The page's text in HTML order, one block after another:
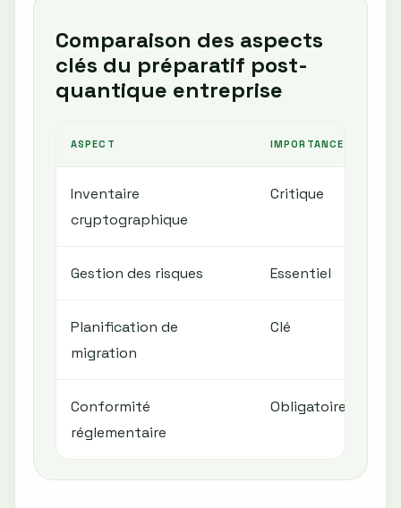
Comparaison des aspects
clés du préparatif post-
quantique entreprise
ASPECT IMPORTANCE
Inventaire
cryptographique
Critique
Gestion des risques Essentiel
Planification de
migration
Clé
Conformité
réglementaire
Obligatoire